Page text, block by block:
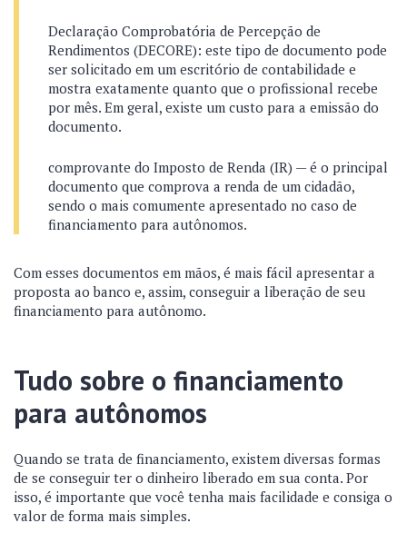
Declaração Comprobatória de Percepção de
Rendimentos (DECORE): este tipo de documento pode
ser solicitado em um escritório de contabilidade e
mostra exatamente quanto que o profissional recebe
por mês. Em geral, existe um custo para a emissão do
documento.
comprovante do Imposto de Renda (IR) — é o principal
documento que comprova a renda de um cidadão,
sendo o mais comumente apresentado no caso de
financiamento para autônomos.
Com esses documentos em mãos, é mais fácil apresentar a
proposta ao banco e, assim, conseguir a liberação de seu
financiamento para autônomo.
Tudo sobre o financiamento
para autônomos
Quando se trata de financiamento, existem diversas formas
de se conseguir ter o dinheiro liberado em sua conta. Por
isso, é importante que você tenha mais facilidade e consiga o
valor de forma mais simples.